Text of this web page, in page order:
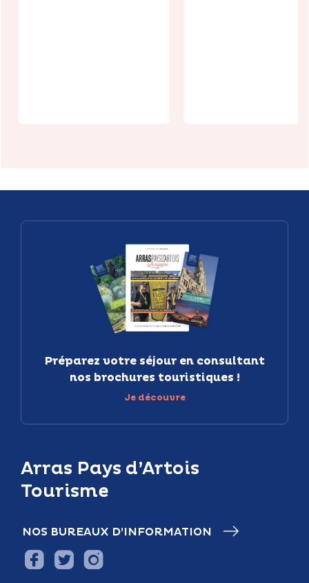
Arras Pays d’Artois
Tourisme
NOS BUREAUX D’INFORMATION
Préparez votre séjour en consultant
nos brochures touristiques !
Je découvre